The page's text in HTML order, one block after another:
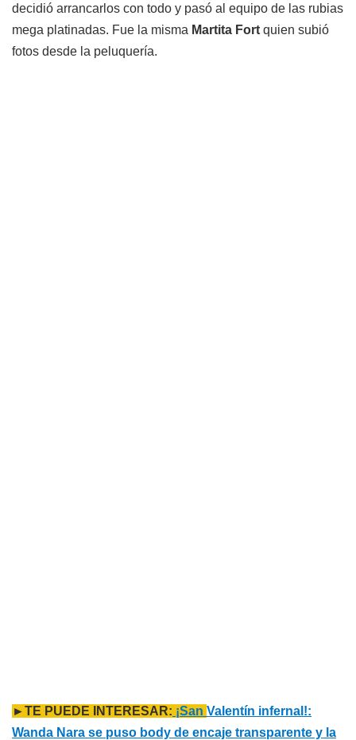
decidió arrancarlos con todo y pasó al equipo de las rubias
mega platinadas. Fue la misma Martita Fort quien subió
fotos desde la peluquería.
►TE PUEDE INTERESAR: ¡San Valentín infernal!:
Wanda Nara se puso body de encaje transparente y la